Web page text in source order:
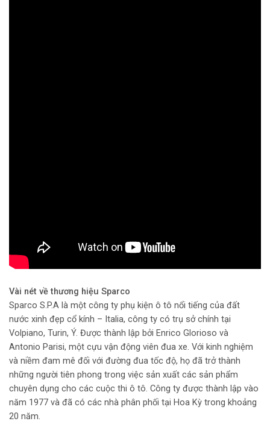
Vài nét về thương hiệu Sparco
Sparco S.P.A là một công ty phụ kiện ô tô nổi tiếng của đất
nước xinh đẹp cổ kính – Italia, công ty có trụ sở chính tại
Volpiano, Turin, Ý. Được thành lập bởi Enrico Glorioso và
Antonio Parisi, một cựu vận động viên đua xe. Với kinh nghiệm
và niềm đam mê đối với đường đua tốc độ, họ đã trở thành
những người tiên phong trong việc sản xuất các sản phẩm
chuyên dụng cho các cuộc thi ô tô. Công ty được thành lập vào
năm 1977 và đã có các nhà phân phối tại Hoa Kỳ trong khoảng
20 năm.